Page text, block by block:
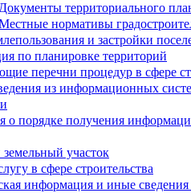
Документы территориального
нормативы
и застройки
по планировке территорий
перечни процедур в сфере
из информационных
порядке получения
участок
в сфере строительства
информация и иные сведения